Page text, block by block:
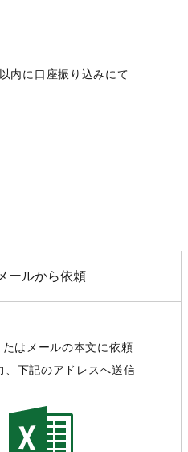
内に口座振り込みにて
メールから依頼
はメールの本文に依頼
、下記のアドレスへ送信